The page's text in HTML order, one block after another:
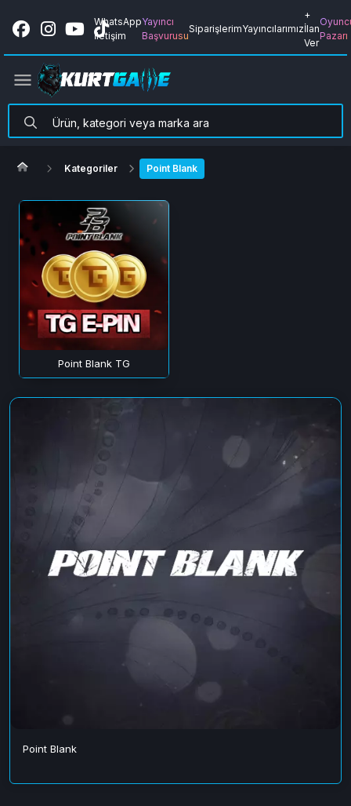
WhatsApp
İletişim
Yayıncı
Başvurusu
SiparişlerimYayıncılarımız
+
İlan
Ver
Pazarı
Kategoriler Point Blank
Point Blank TG
Point Blank